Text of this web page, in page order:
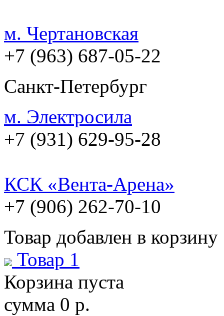
м. Чертановская
+7 (963) 687-05-22
Санкт-Петербург
м. Электросила
+7 (931) 629-95-28
КСК «Вента-Арена»
+7 (906) 262-70-10
Товар добавлен в корзину
Товар 1
Корзина пуста
сумма 0 р.